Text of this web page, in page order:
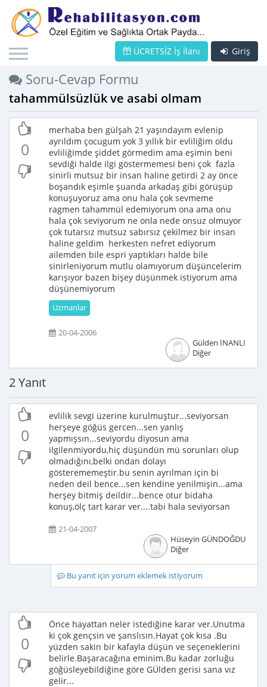
Giriş
ÜCRETSİZ İş İlanı
Soru-Cevap Formu
tahammülsüzlük ve asabi olmam
0
merhaba ben gülşah 21 yaşındayım evlenip
ayrıldım çocugum yok 3 yıllık bir evliliğim oldu
evliliğimde şiddet görmedim ama eşimin beni
sevdiği halde ilgi göstermemesi beni çok fazla
sinirli mutsuz bir insan haline getirdi 2 ay önce
boşandık eşimle şuanda arkadaş gibi görüşüp
konuşuyoruz ama onu hala çok sevmeme
ragmen tahammül edemiyorum ona ama onu
hala çok seviyorum ne onla nede onsuz olmuyor
çok tutarsız mutsuz sabırsız çekilmez bir insan
haline geldim herkesten nefret ediyorum
ailemden bile espri yaptıkları halde bile
sinirleniyorum mutlu olamıyorum düşüncelerim
karışıyor bazen bişey düşünmek istiyorum ama
düşünemiyorum
Uzmanlar
20-04-2006
Gülden İNANLI
Diğer
2 Yanıt
0
evlilik sevgi üzerine kurulmuştur...seviyorsan
herşeye göğüs gercen...sen yanlış
yapmışsın...seviyordu diyosun ama
ilgilenmiyordu,hiç düşündün mü sorunları olup
olmadığını,belki ondan dolayı
gösterememeştir.bu senin ayrılman için bi
neden deil bence...sen kendine yenilmişin...ama
herşey bitmiş deildir...bence otur bidaha
konuş,ölç tart karar ver....tabi hala seviyorsan
21-04-2007
Hüseyin GÜNDOĞDU
Diğer
Bu yanıt için yorum eklemek istiyorum
0
Önce hayattan neler istediğine karar ver.Unutma
ki çok gençsin ve şanslısın.Hayat çok kısa .Bu
yüzden sakin bir kafayla düşün ve seçeneklerini
belirle.Başaracağına eminim.Bu kadar zorluğu
göğüsleyebildiğine göre GÜlden gerisi sana vız
gelir...